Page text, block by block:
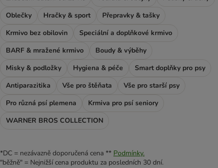
Oblečky
Hračky & sport
Přepravky & tašky
Krmivo bez obilovin
Speciální a doplňkové krmivo
BARF & mražené krmivo
Boudy & výběhy
Misky & podložky
Hygiena & péče
Smart doplňky pro psy
Antiparazitika
Vše pro štěňata
Vše pro starší psy
Pro různá psí plemena
Krmiva pro psí seniory
WARNER BROS COLLECTION
*DC = nezávazně doporučená cena ** Podmínky.
"běžně" = Nejnižší cena produktu za posledních 30 dní.